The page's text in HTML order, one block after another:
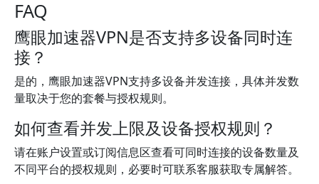
FAQ
鹰眼加速器VPN是否支持多设备同时连
接？
是的，鹰眼加速器VPN支持多设备并发连接，具体并发数
量取决于您的套餐与授权规则。
如何查看并发上限及设备授权规则？
请在账户设置或订阅信息区查看可同时连接的设备数量及
不同平台的授权规则，必要时可联系客服获取专属解答。